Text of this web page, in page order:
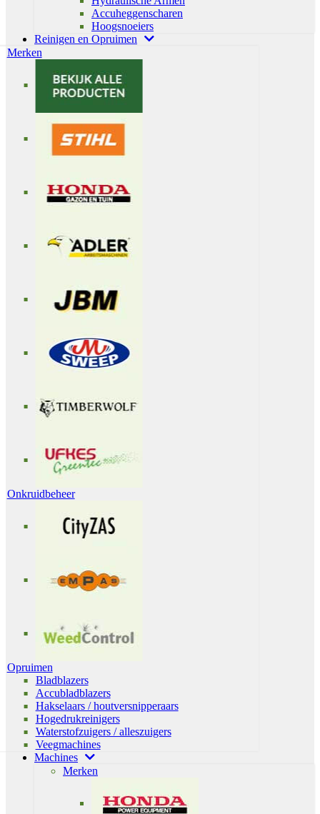
Accuheggenscharen
Hoogsnoeiers
Reinigen en Opruimen
Merken
Onkruidbeheer
Opruimen
Bladblazers
Accubladblazers
Hakselaars / houtversnipperaars
Hogedrukreinigers
Waterstofzuigers / alleszuigers
Veegmachines
Machines
Merken